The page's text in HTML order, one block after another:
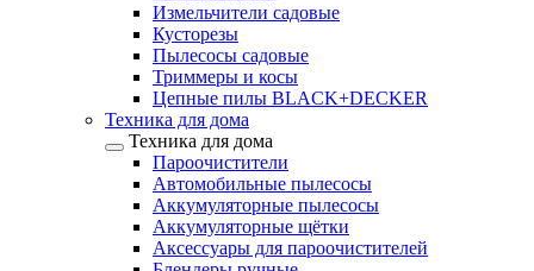
Измельчители садовые
Кусторезы
Пылесосы садовые
Триммеры и косы
Цепные пилы BLACK+DECKER
Техника для дома
Техника для дома
Пароочистители
Автомобильные пылесосы
Аккумуляторные пылесосы
Аккумуляторные щётки
Аксессуары для пароочистителей